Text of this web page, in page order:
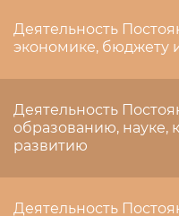
Деятельность
экономике, бюджету
Деятельность
образованию, науке,
развитию
Деятельность